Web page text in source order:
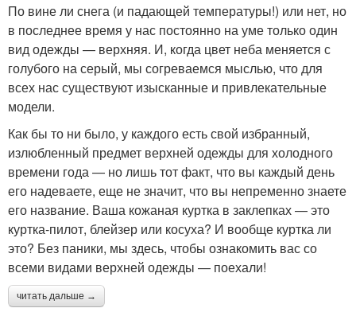
По вине ли снега (и падающей температуры!) или нет, но
в последнее время у нас постоянно на уме только один
вид одежды — верхняя. И, когда цвет неба меняется с
голубого на серый, мы согреваемся мыслью, что для
всех нас существуют изысканные и привлекательные
модели.
Как бы то ни было, у каждого есть свой избранный,
излюбленный предмет верхней одежды для холодного
времени года — но лишь тот факт, что вы каждый день
его надеваете, еще не значит, что вы непременно знаете
его название. Ваша кожаная куртка в заклепках — это
куртка-пилот, блейзер или косуха? И вообще куртка ли
это? Без паники, мы здесь, чтобы ознакомить вас со
всеми видами верхней одежды — поехали!
читать дальше →